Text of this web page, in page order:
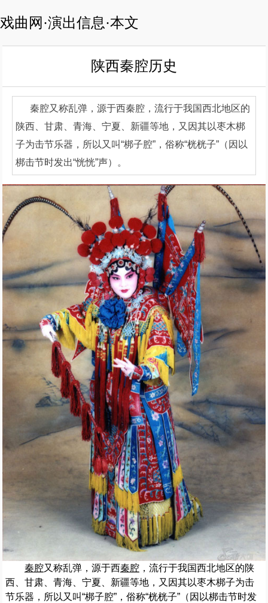
戏曲网·演出信息·本文
陕西秦腔历史
秦腔又称乱弹，源于西秦腔，流行于我国西北地区的
陕西、甘肃、青海、宁夏、新疆等地，又因其以枣木梆
子为击节乐器，所以又叫“梆子腔”，俗称“桄桄子”（因以
梆击节时发出“恍恍”声）。
秦腔又称乱弹，源于西秦腔，流行于我国西北地区的陕
西、甘肃、青海、宁夏、新疆等地，又因其以枣木梆子为击
节乐器，所以又叫“梆子腔”，俗称“桄桄子”（因以梆击节时发